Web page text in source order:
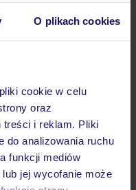
O plikach cookies
cookie w celu
oraz
treści i reklam. Pliki
do analizowania ruchu
funkcji mediów
jej wycofanie może